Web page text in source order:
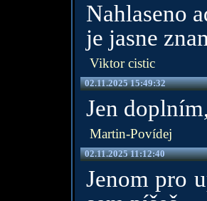
Nahlaseno
je jasne
Viktor cistic
02.11.2025 15:49:32
Jen
Martin-Povídej
02.11.2025 11:12:40
Jenom pro